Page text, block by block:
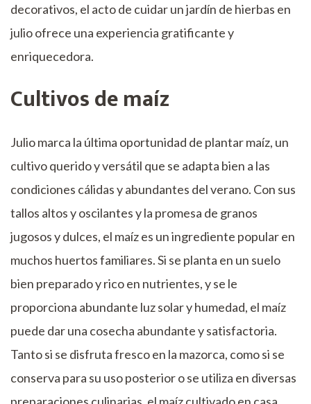
decorativos, el acto de cuidar un jardín de hierbas en
julio ofrece una experiencia gratificante y
enriquecedora.
Cultivos de maíz
Julio marca la última oportunidad de plantar maíz, un
cultivo querido y versátil que se adapta bien a las
condiciones cálidas y abundantes del verano. Con sus
tallos altos y oscilantes y la promesa de granos
jugosos y dulces, el maíz es un ingrediente popular en
muchos huertos familiares. Si se planta en un suelo
bien preparado y rico en nutrientes, y se le
proporciona abundante luz solar y humedad, el maíz
puede dar una cosecha abundante y satisfactoria.
Tanto si se disfruta fresco en la mazorca, como si se
conserva para su uso posterior o se utiliza en diversas